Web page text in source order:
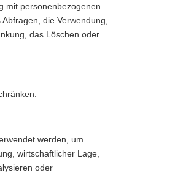
mit personenbezogenen
die Verwendung,
das Löschen oder
werden, um
wirtschaftlicher Lage,
oder